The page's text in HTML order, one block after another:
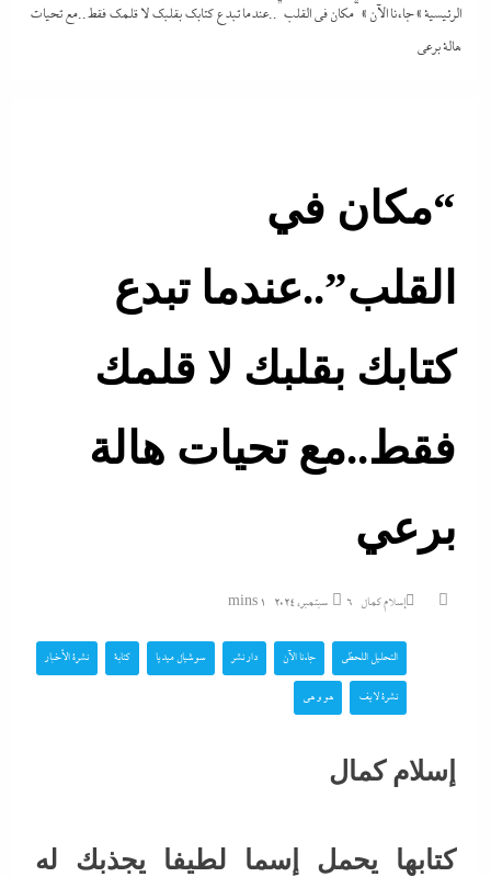
الرئيسية»جاءنا الآن » “مكان في القلب”..عندما تبدع كتابك بقلبك لا قلمك فقط..مع تحيات
هالة برعي
“مكان في
القلب”..عندما تبدع
كتابك بقلبك لا قلمك
فقط..مع تحيات هالة
برعي
إسلام كمال 6 سبتمبر، 2024 1 mins
التحليل اللحظي جاءنا الآن دار نشر سوشيال ميديا كتابة نشرة الأخبار
نشرة لايف هو و هي
إسلام كمال
كتابها يحمل إسما لطيفا يجذبك له